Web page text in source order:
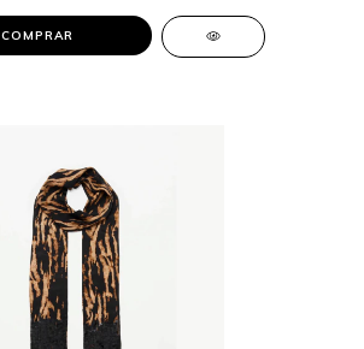
COMPRAR